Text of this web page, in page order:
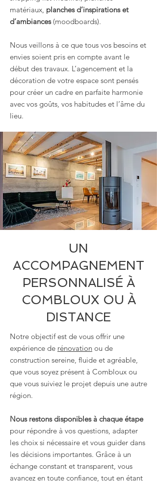
matériaux, planches d’inspirations et
d’ambiances(moodboards).
Nous veillons à ce que tous vos besoins et
envies soient pris en compte avant le
début des travaux. L’agencement et la
décoration de votre espace sont pensés
pour créer un cadre en parfaite harmonie
avec vos goûts, vos habitudes et l’âme du
lieu.
UN
ACCOMPAGNEMENT
PERSONNALISÉ À
COMBLOUX OU À
DISTANCE
Notre objectif est de vous offrir une
expérience de rénovation ou de
construction sereine, fluide et agréable,
que vous soyez présent à Combloux ou
que vous suiviez le projet depuis une autre
région.
Nous restons disponibles à chaque étape
pour répondre à vos questions, adapter
les choix si nécessaire et vous guider dans
les décisions importantes. Grâce à un
échange constant et transparent, vous
avancez en toute confiance, tout en étant